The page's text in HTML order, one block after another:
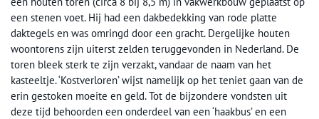
een stenen voet. Hij had een dakbedekking van rode platte
daktegels en was omringd door een gracht. Dergelijke houten
woontorens zijn uiterst zelden teruggevonden in Nederland. De
toren bleek sterk te zijn verzakt, vandaar de naam van het
kasteeltje. ‘Kostverloren’ wijst namelijk op het teniet gaan van de
erin gestoken moeite en geld. Tot de bijzondere vondsten uit
deze tijd behoorden een onderdeel van een ‘haakbus’ en een